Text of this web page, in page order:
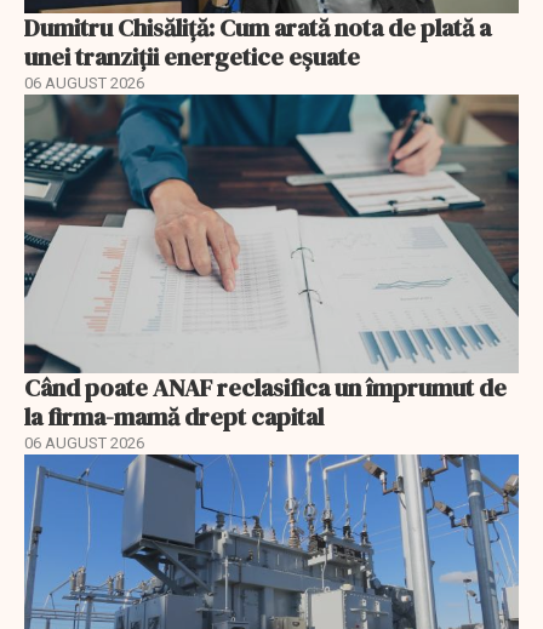
Dumitru Chisăliță: Cum arată nota de plată a
unei tranziții energetice eșuate
06 AUGUST 2026
Când poate ANAF reclasifica un împrumut de
la firma-mamă drept capital
06 AUGUST 2026